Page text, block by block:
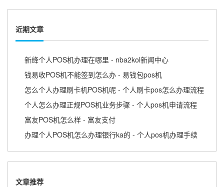
近期文章
新绛个人POS机办理在哪里 - nba2kol新闻中心
钱易收POS机不能签到怎么办 - 易钱包pos机
怎么个人办理刷卡机POS机呢 - 个人刷卡pos怎么办理流程
个人怎么办理正规POS机业务步骤 - 个人pos机申请流程
富友POS机怎么样 - 富友支付
办理个人POS机怎么办理银行ka的 - 个人pos机办理手续
文章推荐